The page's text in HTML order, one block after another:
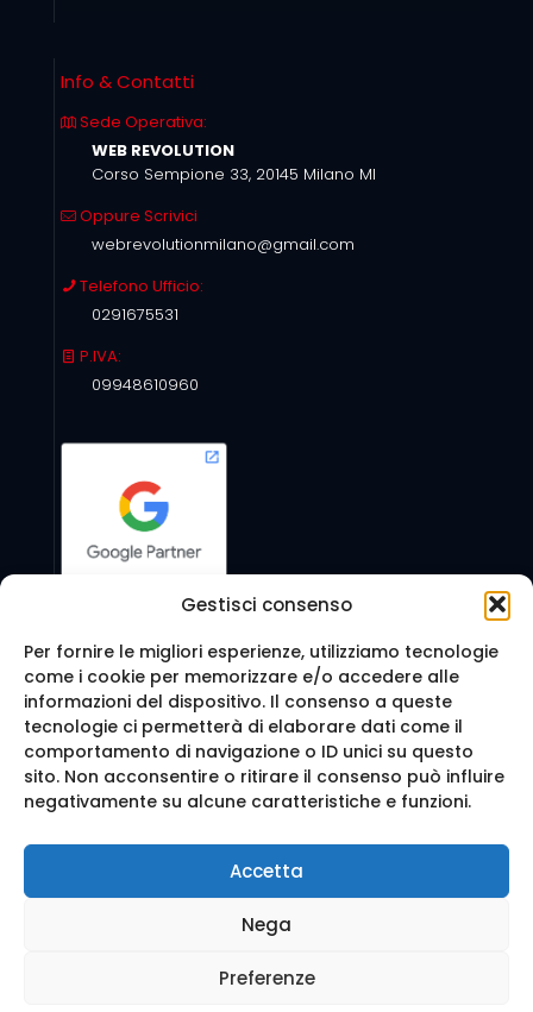
Gestisci consenso
Per fornire le migliori esperienze, utilizziamo tecnologie
come i cookie per memorizzare e/o accedere alle
informazioni del dispositivo. Il consenso a queste
tecnologie ci permetterà di elaborare dati come il
comportamento di navigazione o ID unici su questo
sito. Non acconsentire o ritirare il consenso può influire
negativamente su alcune caratteristiche e funzioni.
Accetta
Nega
Preferenze
Info & Contatti
Sede Operativa:
WEB REVOLUTION
Corso Sempione 33, 20145 Milano MI
Oppure Scrivici
webrevolutionmilano@gmail.com
Telefono Ufficio:
0291675531
P.IVA:
09948610960
Seguici anche su:
© 2016 Web Agency Milano - WEB REVOLUTION MILANO
SRLS. All Rights Reserved.
enzia Web Milano
ati